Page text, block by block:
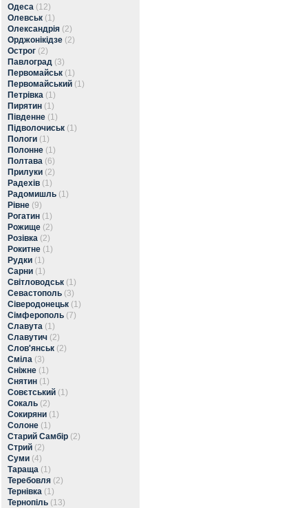
Одеса (12)
Олевськ (1)
Олександрія (2)
Орджонікідзе (2)
Острог (2)
Павлоград (3)
Первомайськ (1)
Первомайський (1)
Петрівка (1)
Пирятин (1)
Південне (1)
Підволочиськ (1)
Пологи (1)
Полонне (1)
Полтава (6)
Прилуки (2)
Радехів (1)
Радомишль (1)
Рівне (9)
Рогатин (1)
Рожище (2)
Розівка (2)
Рокитне (1)
Рудки (1)
Сарни (1)
Світловодськ (1)
Севастополь (3)
Сіверодонецьк (1)
Сімферополь (7)
Славута (1)
Славутич (2)
Слов'янськ (2)
Сміла (3)
Сніжне (1)
Снятин (1)
Совєтський (1)
Сокаль (2)
Сокиряни (1)
Солоне (1)
Старий Самбір (2)
Стрий (2)
Суми (4)
Тараща (1)
Теребовля (2)
Тернівка (1)
Тернопіль (13)